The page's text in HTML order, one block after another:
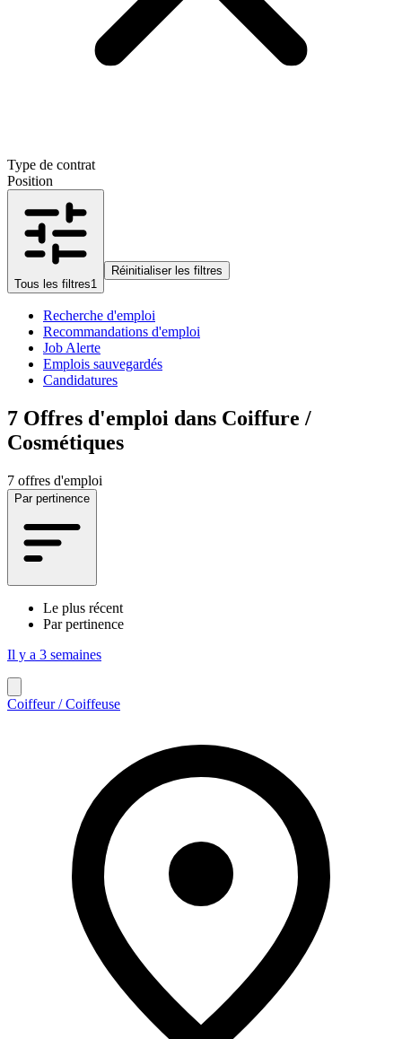
Type de contrat
Position
Tous les filtres1
Réinitialiser les filtres
Recherche d'emploi
Recommandations d'emploi
Job Alerte
Emplois sauvegardés
Candidatures
7 Offres d'emploi dans Coiffure /
Cosmétiques
7 offres d'emploi
Par pertinence
Le plus récent
Par pertinence
Il y a 3 semaines
Coiffeur / Coiffeuse